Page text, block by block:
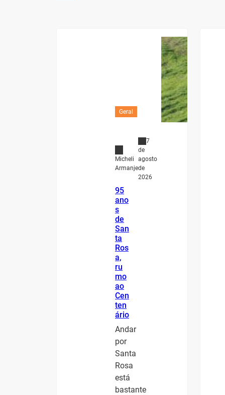
Geral
Micheli
Armanje
7
de
agosto
de
2026
95
ano
s
de
San
ta
Ros
a,
ru
mo
ao
Cen
ten
ário
Andar
por
Santa
Rosa
está
bastante